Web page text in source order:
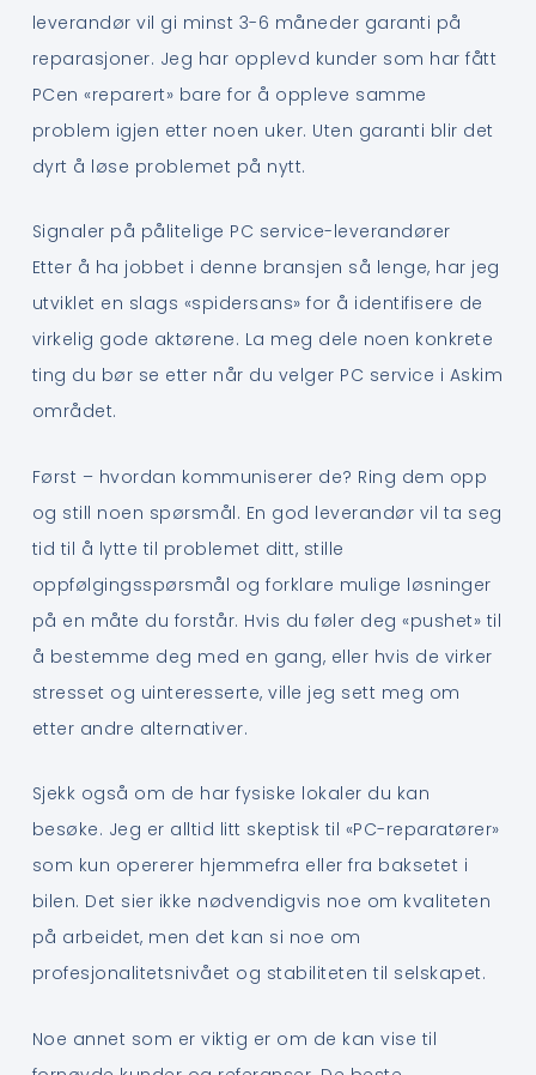
leverandør vil gi minst 3-6 måneder garanti på
reparasjoner. Jeg har opplevd kunder som har fått
PCen «reparert» bare for å oppleve samme
problem igjen etter noen uker. Uten garanti blir det
dyrt å løse problemet på nytt.
Signaler på pålitelige PC service-leverandører
Etter å ha jobbet i denne bransjen så lenge, har jeg
utviklet en slags «spidersans» for å identifisere de
virkelig gode aktørene. La meg dele noen konkrete
ting du bør se etter når du velger PC service i Askim
området.
Først – hvordan kommuniserer de? Ring dem opp
og still noen spørsmål. En god leverandør vil ta seg
tid til å lytte til problemet ditt, stille
oppfølgingsspørsmål og forklare mulige løsninger
på en måte du forstår. Hvis du føler deg «pushet» til
å bestemme deg med en gang, eller hvis de virker
stresset og uinteresserte, ville jeg sett meg om
etter andre alternativer.
Sjekk også om de har fysiske lokaler du kan
besøke. Jeg er alltid litt skeptisk til «PC-reparatører»
som kun opererer hjemmefra eller fra baksetet i
bilen. Det sier ikke nødvendigvis noe om kvaliteten
på arbeidet, men det kan si noe om
profesjonalitetsnivået og stabiliteten til selskapet.
Noe annet som er viktig er om de kan vise til